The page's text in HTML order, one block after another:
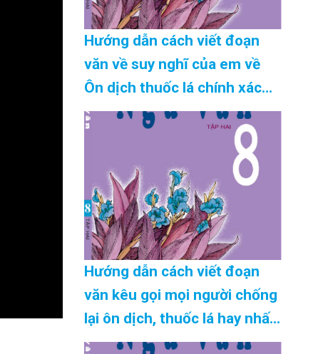
Hướng dẫn cách viết đoạn
văn về suy nghĩ của em về
Ôn dịch thuốc lá chính xác
nhất Cập Nhật 08/2026
Hướng dẫn cách viết đoạn
văn kêu gọi mọi người chống
lại ôn dịch, thuốc lá hay nhất
Cập Nhật 08/2026